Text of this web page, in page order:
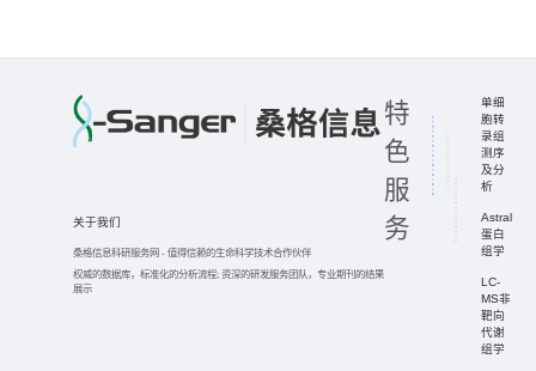
关于我们
桑格信息科研服务网 - 值得信赖的生命科学技术合作伙伴
权威的数据库，标准化的分析流程; 资深的研发服务团队，专业期刊的结果
展示
特
色
服
务
单细
胞转
录组
测序
及分
析
Astral
蛋白
组学
LC-
MS非
靶向
代谢
组学